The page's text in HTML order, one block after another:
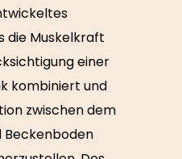
die Muskelkraft
einer
kombiniert und
zwischen dem
Beckenboden